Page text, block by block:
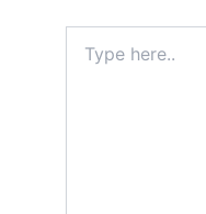
here..